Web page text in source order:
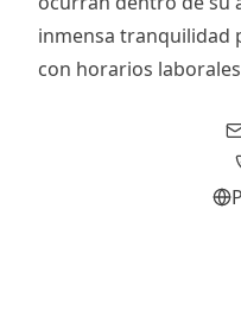
inmensa tranquilidad
con horarios